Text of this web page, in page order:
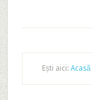
Ești aici: Acasă